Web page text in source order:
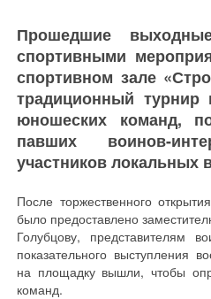
Прошедшие
спортивными
спортивном зале
традиционный турнир
юношеских команд,
павших воинов-
участников локальных
После торжественного
было предоставлено
Голубцову, представителям
показательного выступления
на площадку вышли, чтобы
команд.